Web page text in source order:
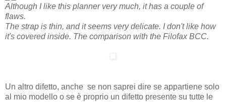
Although I like this planner very much, it has a couple of
flaws.
The strap is thin, and it seems very delicate. I don't like how
it's covered inside. The comparison with the Filofax BCC.
Un altro difetto, anche se non saprei dire se appartiene solo
al mio modello o se è proprio un difetto presente su tutte le